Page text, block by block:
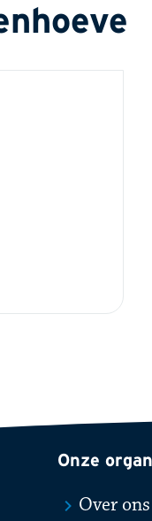
Onze
Over ons